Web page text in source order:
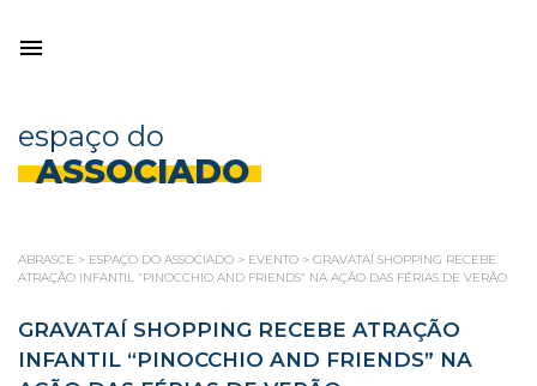
espaço do
ASSOCIADO
ABRASCE > ESPAÇO DO ASSOCIADO > EVENTO > GRAVATAÍ SHOPPING RECEBE
ATRAÇÃO INFANTIL “PINOCCHIO AND FRIENDS” NA AÇÃO DAS FÉRIAS DE VERÃO
GRAVATAÍ SHOPPING RECEBE ATRAÇÃO
INFANTIL “PINOCCHIO AND FRIENDS” NA